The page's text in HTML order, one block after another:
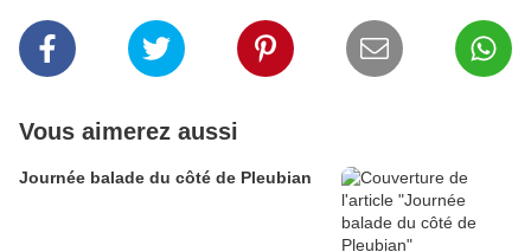
Vous aimerez aussi
Journée balade du côté de Pleubian